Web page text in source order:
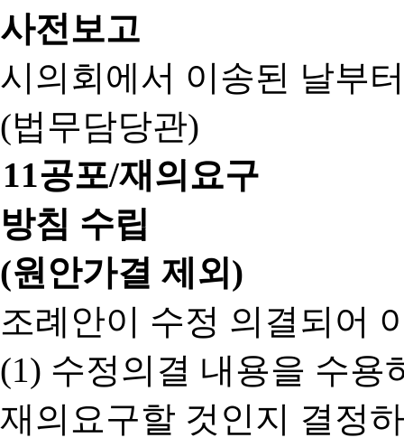
사전보고
시의회에서 이송된 날부
(법무담당관)
11공포/재의요구
방침 수립
(원안가결 제외)
조례안이 수정 의결되어
(1) 수정의결 내용을 수용
재의요구할 것인지 결정